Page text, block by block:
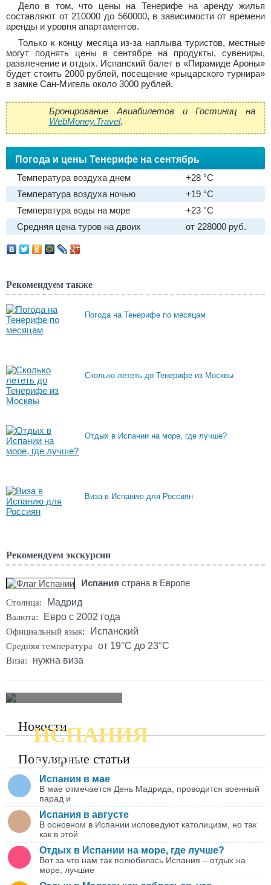
Дело в том, что цены на Тенерифе на аренду жилья
составляют от 210000 до 560000, в зависимости от времени
аренды и уровня апартаментов.
Только к концу месяца из-за наплыва туристов, местные
могут поднять цены в сентябре на продукты, сувениры,
развлечение и отдых. Испанский балет в «Пирамиде Ароны»
будет стоить 2000 рублей, посещение «рыцарского турнира»
в замке Сан-Мигель около 3000 рублей.
Бронирование Авиабилетов и Гостиниц на
WebMoney.Travel.
Погода и цены Тенерифе на сентябрь
Температура воздуха днем
+28 °C
Температура воздуха ночью
+19 °C
Температура воды на море
+23 °C
Средняя цена туров на двоих
от 228000 руб.
Рекомендуем также
Погода на Тенерифе по месяцам
Сколько лететь до Тенерифе из Москвы
Отдых в Испании на море, где лучше?
Виза в Испанию для Россиян
Рекомендуем экскурсии
Испания страна в Европе
Столица: Мадрид
Валюта: Евро с 2002 года
Официальный язык: Испанский
Средняя температура от 19°C до 23°C
Виза: нужна виза
ИСПАНИЯ
ПОДРОБНАЯ
КАРТА
Новости
Популярные статьи
Испания в мае
В мае отмечается День Мадрида, проводится военный
парад и
Испания в августе
В основном в Испании исповедуют католицизм, но так
как в этой
Отдых в Испании на море, где лучше?
Вот за что нам так полюбилась Испания – отдых на
море, лучшие